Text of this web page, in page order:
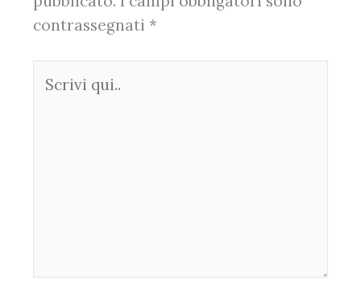
contrassegnati *
qui..